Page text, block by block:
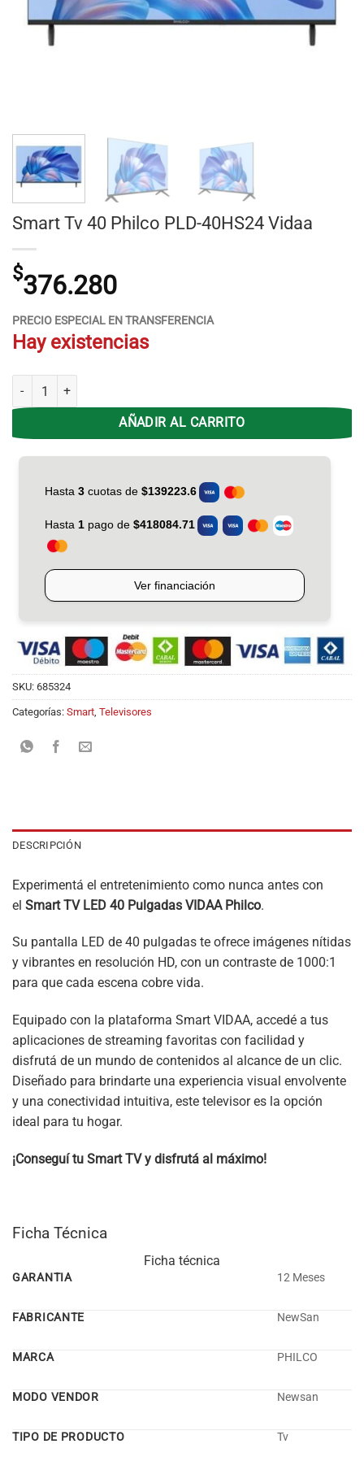
Smart Tv 40 Philco PLD-40HS24 Vidaa
$376.280
PRECIO ESPECIAL EN TRANSFERENCIA
Hay existencias
Smart Tv 40 Philco PLD-40HS24 Vidaa cantidad
AÑADIR AL CARRITO
SKU: 685324
Categorías: Smart Televisores
DESCRIPCIÓN
Experimentá el entretenimiento como nunca antes con
el Smart TV LED 40 Pulgadas VIDAA Philco.
Su pantalla LED de 40 pulgadas te ofrece imágenes nítidas
y vibrantes en resolución HD, con un contraste de 1000:1
para que cada escena cobre vida.
Equipado con la plataforma Smart VIDAA, accedé a tus
aplicaciones de streaming favoritas con facilidad y
disfrutá de un mundo de contenidos al alcance de un clic.
Diseñado para brindarte una experiencia visual envolvente
y una conectividad intuitiva, este televisor es la opción
ideal para tu hogar.
¡Conseguí tu Smart TV y disfrutá al máximo!
Ficha Técnica
Ficha técnica
GARANTIA 12 Meses
FABRICANTE NewSan
MARCA PHILCO
MODO VENDOR Newsan
TIPO DE PRODUCTO Tv